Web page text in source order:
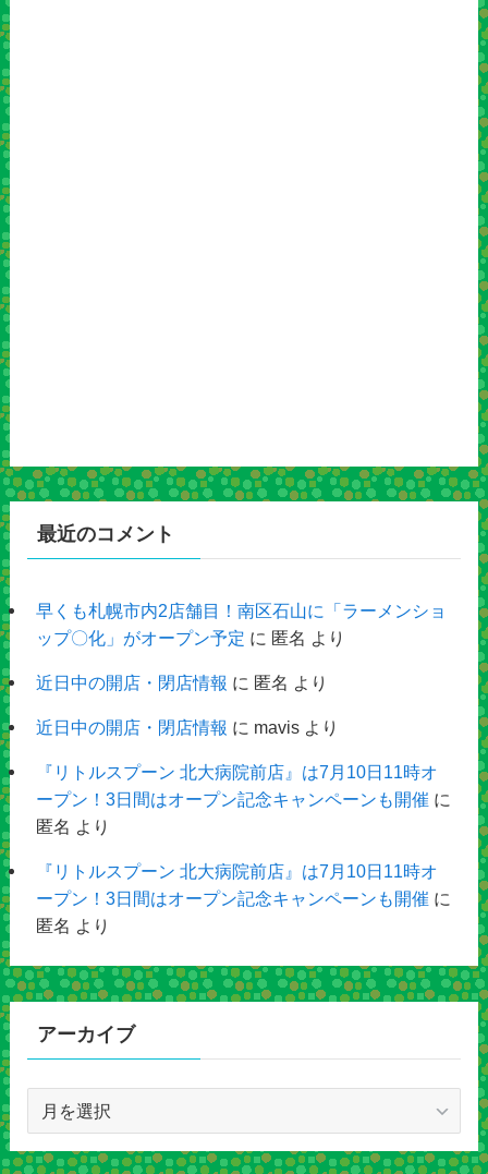
最近のコメント
早くも札幌市内2店舗目！南区石山に「ラーメンショ
ップ〇化」がオープン予定 に 匿名 より
近日中の開店・閉店情報 に 匿名 より
近日中の開店・閉店情報 に mavisより
『リトルスプーン 北大病院前店』は7月10日11時オ
ープン！3日間はオープン記念キャンペーンも開催 に
匿名 より
『リトルスプーン 北大病院前店』は7月10日11時オ
ープン！3日間はオープン記念キャンペーンも開催 に
匿名 より
アーカイブ
カ